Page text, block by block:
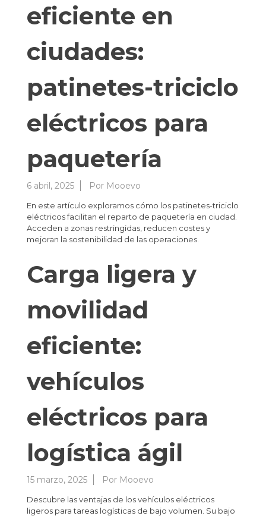
eficiente en
ciudades:
patinetes-triciclo
eléctricos para
paquetería
6 abril, 2025 Por Mooevo
En este artículo exploramos cómo los patinetes-triciclo
eléctricos facilitan el reparto de paquetería en ciudad.
Acceden a zonas restringidas, reducen costes y
mejoran la sostenibilidad de las operaciones.
Carga ligera y
movilidad
eficiente:
vehículos
eléctricos para
logística ágil
15 marzo, 2025 Por Mooevo
Descubre las ventajas de los vehículos eléctricos
ligeros para tareas logísticas de bajo volumen. Su bajo